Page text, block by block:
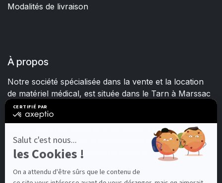
Modalités de livraison
À propos
Notre société spécialisée dans la vente et la location
de matériel médical, est située dans le Tarn à Marssac
sur Tarn.
Fort d'une expérience et d'un savoir-faire de plus de
15 ans, nous mettons quotidiennement tout en œuvre
pour satisfaire les besoins de chacun.